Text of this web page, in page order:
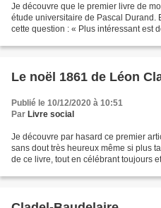
Je découvre que le premier livre de
étude universitaire de Pascal Durand.
cette question : « Plus intéressant est
Le noël 1861 de Léon
Publié le 10/12/2020 à 10:51
Par Livre social
Je découvre par hasard ce premier
sans dout très heureux même si plus
de ce livre, tout en célébrant toujours